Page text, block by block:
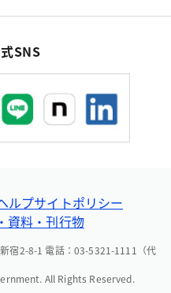
SNS
ルプサイトポリシー
資料・刊行物
宿2-8-1 電話：03-5321-1111（代
All Rights Reserved.